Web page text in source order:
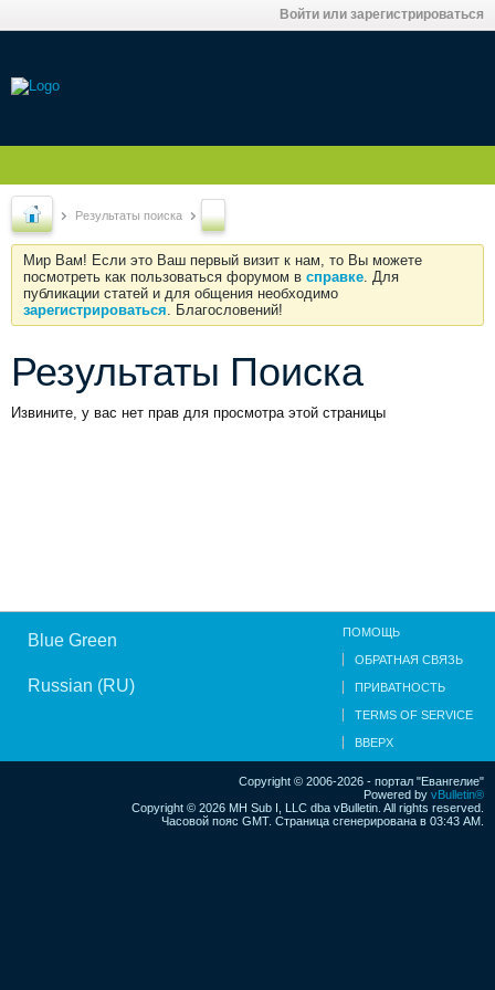
Войти или зарегистрироваться
Результаты поиска
Мир Вам! Если это Ваш первый визит к нам, то Вы можете
посмотреть как пользоваться форумом в справке. Для
публикации статей и для общения необходимо
зарегистрироваться. Благословений!
Результаты Поиска
Извините, у вас нет прав для просмотра этой страницы
Blue Green
Russian (RU)
ПОМОЩЬ
ОБРАТНАЯ СВЯЗЬ
ПРИВАТНОСТЬ
TERMS OF SERVICE
ВВЕРХ
Copyright © 2006-2026 - портал "Евангелие"
Powered by vBulletin®
Copyright © 2026 MH Sub I, LLC dba vBulletin. All rights reserved.
Часовой пояс GMT. Страница сгенерирована в 03:43 AM.